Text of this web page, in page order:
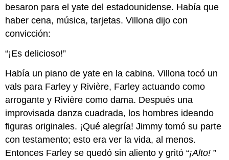
besaron para el yate del estadounidense. Había que
haber cena, música, tarjetas. Villona dijo con
convicción:
“¡Es delicioso!”
Había un piano de yate en la cabina. Villona tocó un
vals para Farley y Rivière, Farley actuando como
arrogante y Rivière como dama. Después una
improvisada danza cuadrada, los hombres ideando
figuras originales. ¡Qué alegría! Jimmy tomó su parte
con testamento; esto era ver la vida, al menos.
Entonces Farley se quedó sin aliento y gritó “¡Alto!”